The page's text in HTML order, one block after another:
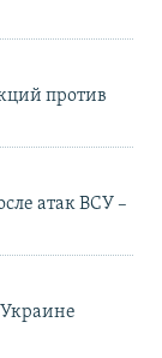
против
атак ВСУ –